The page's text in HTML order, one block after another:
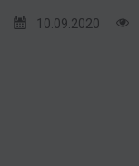
10.09.2020